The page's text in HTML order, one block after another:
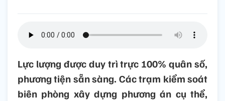
Lực lượng được duy trì trực 100% quân số,
phương tiện sẵn sàng. Các trạm kiểm soát
biên phòng xây dựng phương án cụ thể,